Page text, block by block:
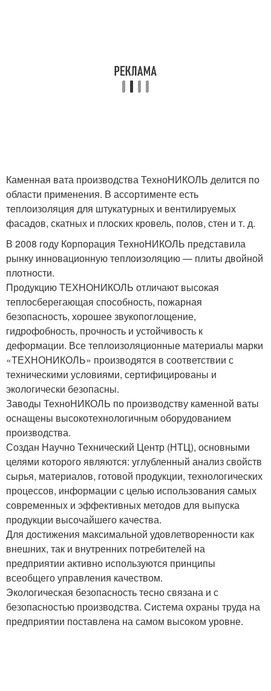
Каменная вата производства ТехноНИКОЛЬ делится по
области применения. В ассортименте есть
теплоизоляция для штукатурных и вентилируемых
фасадов, скатных и плоских кровель, полов, стен и т. д.
В 2008 году Корпорация ТехноНИКОЛЬ представила
рынку инновационную теплоизоляцию — плиты двойной
плотности.
Продукцию ТЕХНОНИКОЛЬ отличают высокая
теплосберегающая способность, пожарная
безопасность, хорошее звукопоглощение,
гидрофобность, прочность и устойчивость к
деформации. Все теплоизоляционные материалы марки
«ТЕХНОНИКОЛЬ» производятся в соответствии с
техническими условиями, сертифицированы и
экологически безопасны.
Заводы ТехноНИКОЛЬ по производству каменной ваты
оснащены высокотехнологичным оборудованием
производства.
Создан Научно Технический Центр (НТЦ), основными
целями которого являются: углубленный анализ свойств
сырья, материалов, готовой продукции, технологических
процессов, информации с целью использования самых
современных и эффективных методов для выпуска
продукции высочайшего качества.
Для достижения максимальной удовлетворенности как
внешних, так и внутренних потребителей на
предприятии активно используются принципы
всеобщего управления качеством.
Экологическая безопасность тесно связана и с
безопасностью про­изводства. Система охраны труда на
предприятии поставлена на самом высоком уровне.